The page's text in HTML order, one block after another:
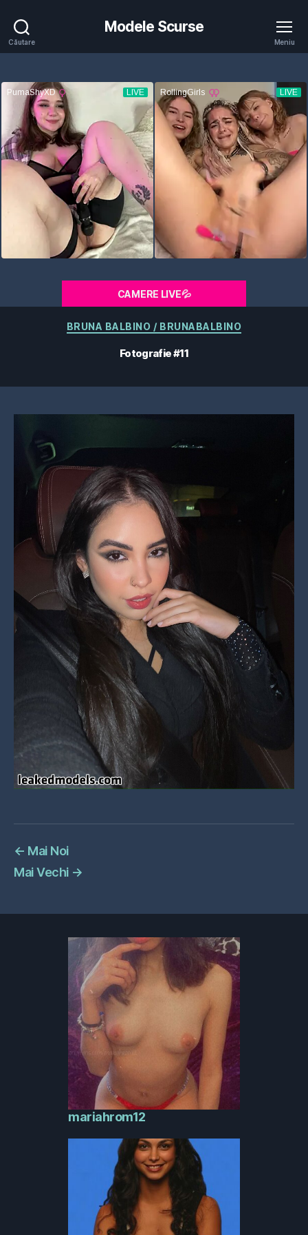
Căutare
Modele Scurse
Meniu
CAMERE LIVE💦
Categorii
BRUNA BALBINO / BRUNABALBINO
Fotografie #11
← Mai Noi
Mai Vechi →
mariahrom12